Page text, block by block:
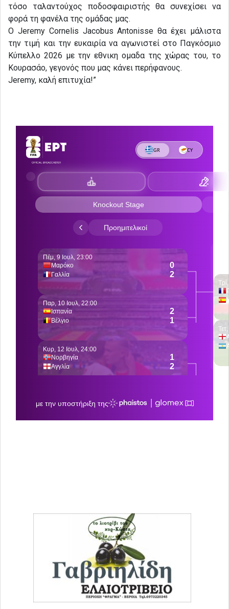
τόσο ταλαντούχος ποδοσφαιριστής θα συνεχίσει να
φορά τη φανέλα της ομάδας μας.
Ο Jeremy Cornelis Jacobus Antonisse θα έχει μάλιστα
την τιμή και την ευκαιρία να αγωνιστεί στο Παγκόσμιο
Κύπελλο 2026 με την εθνικη ομαδα της χώρας του, το
Κουρασάο, γεγονός που μας κάνει περήφανους.
Jeremy, καλή επιτυχία!”